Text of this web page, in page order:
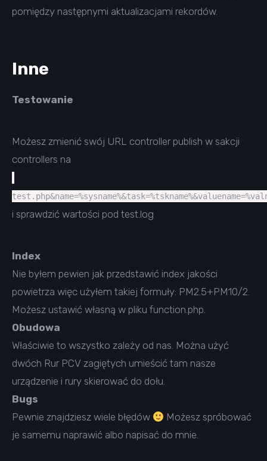
pomiędzy następnymi aktualizacjami rekordów.
Inne
Testowanie
Możesz zmienić swój URL controller publish w sakcji
controllers na
i sprawdzić wartości pod test.log
Index
Nie byłem pewien jak przedstawić index jakości
powietrza więc użyłem takiej formuły: PM2.5+PM10/2.
Możesz ustawić własną w pliku function.php.
Obudowa
Właściwie to wszystko zależy od nas. Można użyć
dwóch Rur PCV zagiętych umieścić tam nasze
urządzenie i rury skierować do dołu.
Bugs
Pewnie znajdziesz wiele błędów
Możesz spróbować
je samemu naprawić albo napisać do mnie.